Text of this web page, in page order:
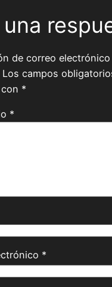
una
de correo
Los campos
*
*
*